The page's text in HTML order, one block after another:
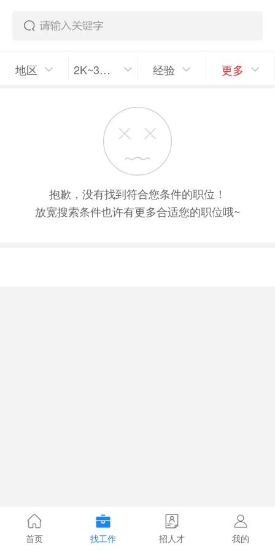
地区 2K~3K/月 经验 更多
抱歉，没有找到符合您条件的职位！
放宽搜索条件也许有更多合适您的职位哦~
首页 找工作 招人才 我的